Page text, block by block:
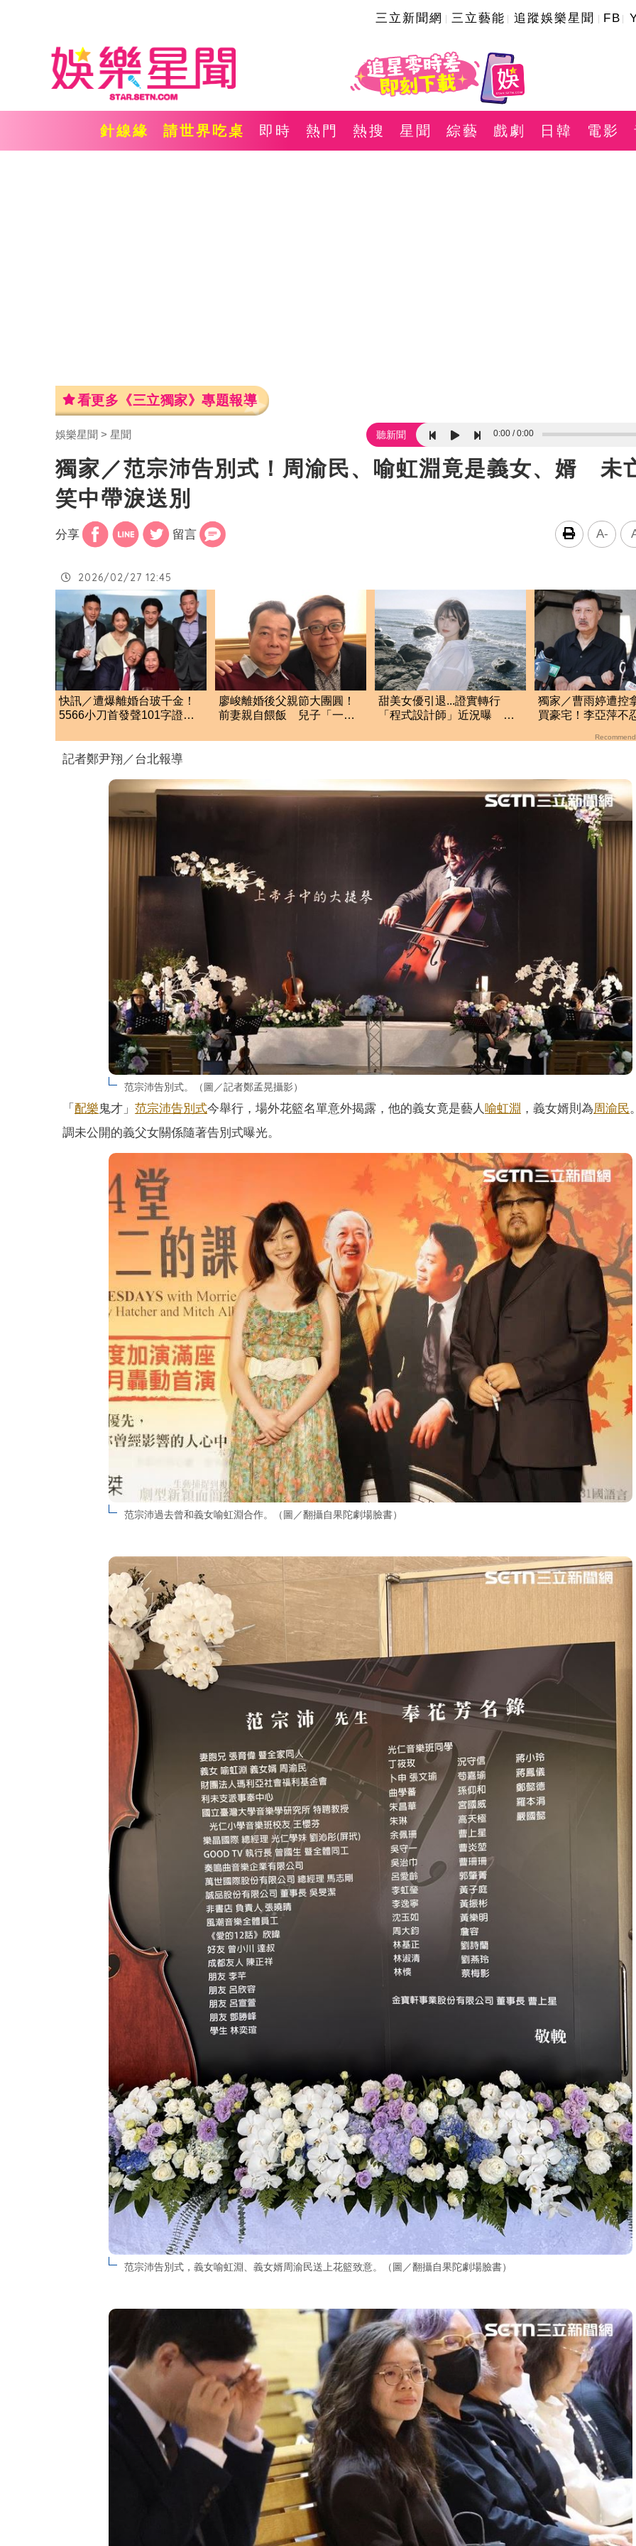
三立新聞網 三立藝能 追蹤娛樂星聞 FB
針線緣 請世界吃桌 即時 熱門 熱搜 星聞 綜藝 戲劇 日韓 電影
看更多《三立獨家》專題報導
娛樂星聞 星聞 聽新聞 0:00 0:00
獨家／范宗沛告別式！周渝民、喻虹淵竟是義女、婿 未
笑中帶淚送別
分享 留言 A-
2026/02/27 12:45
快訊／遭爆離婚台玻千金！
5566小刀首發聲101字證
廖峻離婚後父親節大團圓！
前妻親自餵飯 兒子「一句
甜美女優引退...證實轉行
「程式設計師」近況曝 網
獨家／曹雨婷遭控
買豪宅！李亞萍不
記者鄭尹翔／台北報導
范宗沛告別式。（圖／記者鄭孟晃攝影）
「 配樂 鬼才」 范宗沛告別式今舉行，場外花籃名單意外揭露，他的義女竟是藝人喻虹淵 ，義女婿則為周渝民
調未公開的義父女關係隨著告別式曝光。
范宗沛過去曾和義女喻虹淵合作。（圖／翻攝自果陀劇場臉書）
范宗沛告別式，義女喻虹淵、義女婿周渝民送上花籃致意。（圖／翻攝自果陀劇場臉書）